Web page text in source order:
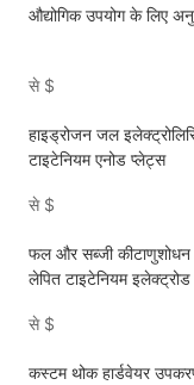
औद्योगिक उपयोग के लिए
से $
हाइड्रोजन जल
टाइटेनियम एनोड प्लेट्स
से $
फल और सब्जी
लेपित टाइटेनियम इलेक्ट्रोड
से $
कस्टम थोक हार्डवेयर